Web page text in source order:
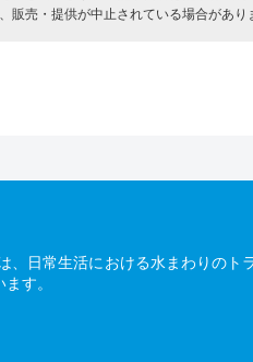
売・提供が中止されている場合があり
日常生活における水まわりの
す。